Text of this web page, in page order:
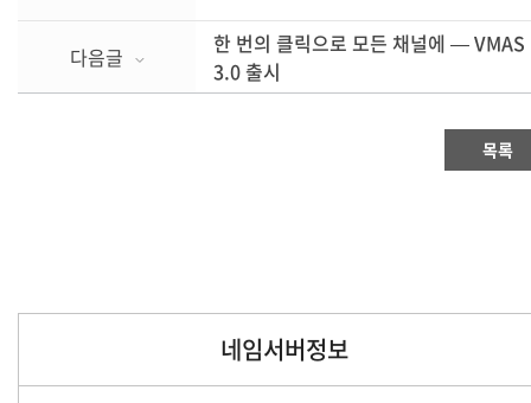
다음글
한 번의 클릭으로 모든 채널에 — VMAS
3.0 출시
목록
네임서버정보